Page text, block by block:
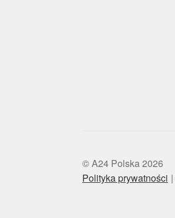
© A24 Polska 2026
Polityka prywatności